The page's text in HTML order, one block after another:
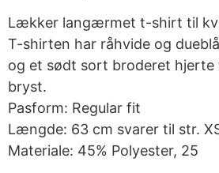
Lækker langærmet t-shirt til
T-shirten har råhvide og
og et sødt sort broderet hjerte
bryst.
Pasform: Regular fit
Længde: 63 cm svarer til str.
Materiale: 45% Polyester, 25